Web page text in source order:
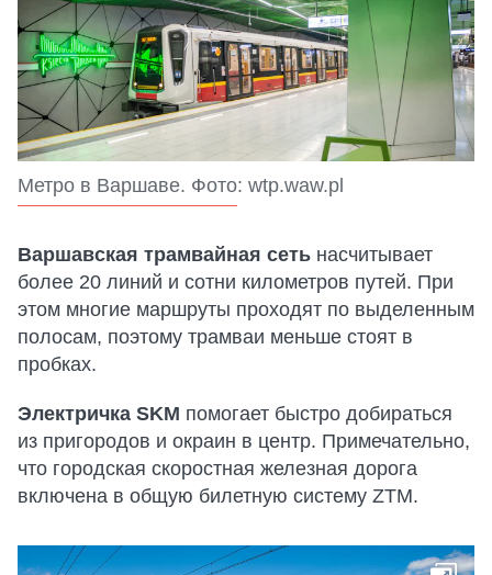
Метро в Варшаве. Фото: wtp.waw.pl
Варшавская трамвайная сеть насчитывает
более 20 линий и сотни километров путей. При
этом многие маршруты проходят по выделенным
полосам, поэтому трамваи меньше стоят в
пробках.
Электричка SKM помогает быстро добираться
из пригородов и окраин в центр. Примечательно,
что городская скоростная железная дорога
включена в общую билетную систему ZTM.